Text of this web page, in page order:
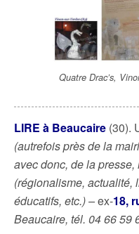
Quatre Drac’s,
LIRE à Beaucaire (30).
(autrefois près de la
avec donc, de la
(régionalisme, actualité,
éducatifs, etc.) –ex-18,
Beaucaire, tél. 04 66 59